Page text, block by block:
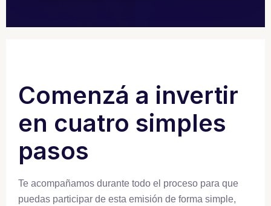
Comenzá a invertir
en cuatro simples
pasos
Te acompañamos durante todo el proceso para que
puedas participar de esta emisión de forma simple,